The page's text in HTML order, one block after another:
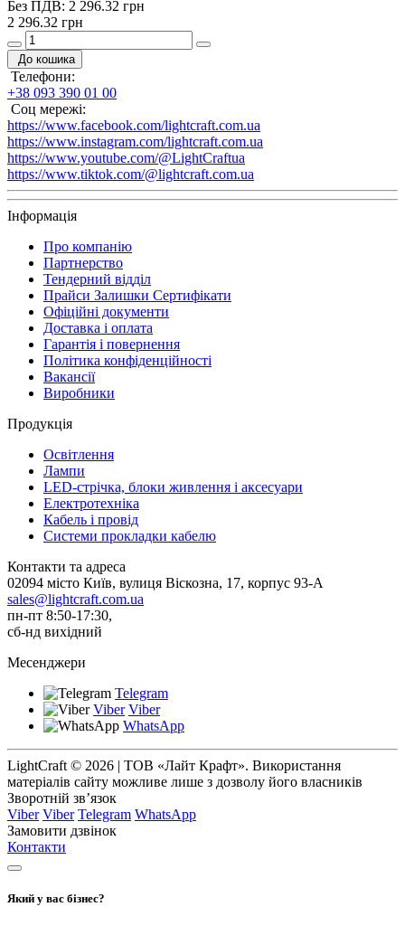
Без ПДВ: 2 296.32 грн
2 296.32 грн
До кошика
Телефони:
+38 093 390 01 00
Соц мережі:
https://www.facebook.com/lightcraft.com.ua
https://www.instagram.com/lightcraft.com.ua
https://www.youtube.com/@LightCraftua
https://www.tiktok.com/@lightcraft.com.ua
Інформація
Про компанію
Партнерство
Тендерний відділ
Прайси Залишки Сертифікати
Офіційні документи
Доставка і оплата
Гарантія і повернення
Політика конфіденційності
Вакансії
Виробники
Продукція
Освітлення
Лампи
LED-стрічка, блоки живлення і аксесуари
Електротехніка
Кабель і провід
Системи прокладки кабелю
Контакти та адреса
02094 місто Київ, вулиця Віскозна, 17, корпус 93-А
sales@lightcraft.com.ua
пн-пт 8:50-17:30,
сб-нд вихідний
Месенджери
Telegram
Viber Viber
WhatsApp
LightCraft © 2026 | ТОВ «Лайт Крафт». Використання
матеріалів сайту можливе лише з дозволу його власників
Зворотній зв’язок
Viber Viber Telegram WhatsApp
Замовити дзвінок
Контакти
Який у вас бізнес?